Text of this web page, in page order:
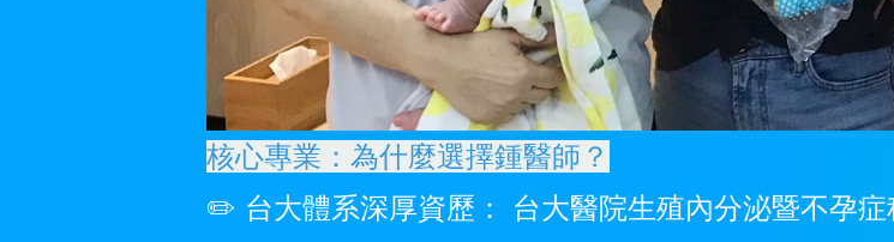
核心專業：為什麼選擇鍾醫師？
✏️ 台大體系深厚資歷： 台大醫院生殖內分泌暨不孕症